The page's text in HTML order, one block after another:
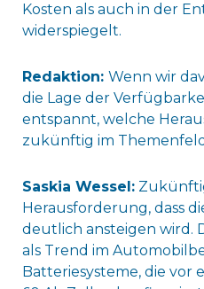
Kosten als auch in der
widerspiegelt.
Redaktion: Wenn wir
die Lage der
entspannt, welche
zukünftig im
Saskia Wessel:
Herausforderung, dass
deutlich ansteigen wird.
als Trend im
Batteriesysteme, die vor